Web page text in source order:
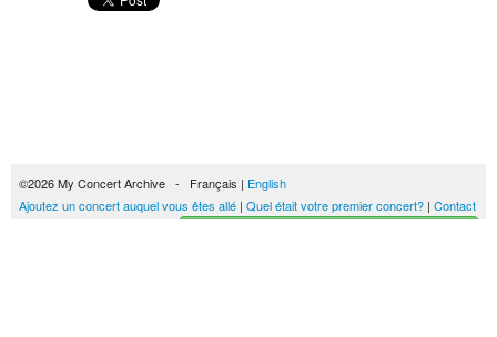
©2026 My Concert Archive - Français | English
Ajoutez un concert auquel vous êtes allé | Quel était votre premier concert? | Contact